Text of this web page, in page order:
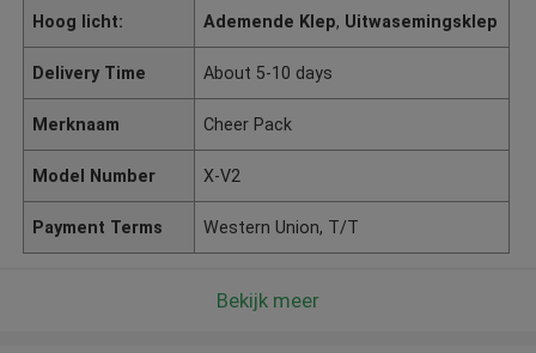
Hoog licht: Ademende Klep, Uitwasemingsklep
Delivery Time About 5-10 days
Merknaam Cheer Pack
Model Number X-V2
Payment Terms Western Union, T/T
Bekijk meer